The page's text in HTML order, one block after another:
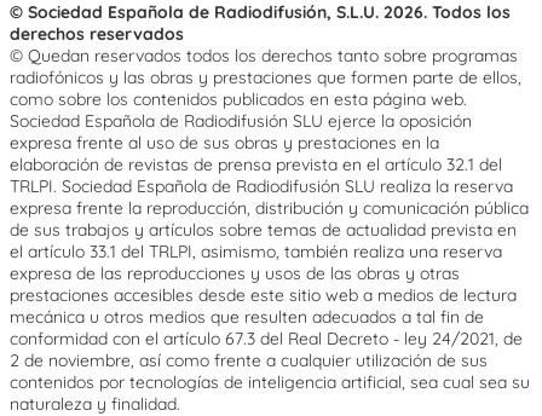
© Sociedad Española de Radiodifusión, S.L.U. 2026. Todos los
derechos reservados
© Quedan reservados todos los derechos tanto sobre programas
radiofónicos y las obras y prestaciones que formen parte de ellos,
como sobre los contenidos publicados en esta página web.
Sociedad Española de Radiodifusión SLU ejerce la oposición
expresa frente al uso de sus obras y prestaciones en la
elaboración de revistas de prensa prevista en el artículo 32.1 del
TRLPI. Sociedad Española de Radiodifusión SLU realiza la reserva
expresa frente la reproducción, distribución y comunicación pública
de sus trabajos y artículos sobre temas de actualidad prevista en
el artículo 33.1 del TRLPI, asimismo, también realiza una reserva
expresa de las reproducciones y usos de las obras y otras
prestaciones accesibles desde este sitio web a medios de lectura
mecánica u otros medios que resulten adecuados a tal fin de
conformidad con el artículo 67.3 del Real Decreto - ley 24/2021, de
2 de noviembre, así como frente a cualquier utilización de sus
contenidos por tecnologías de inteligencia artificial, sea cual sea su
naturaleza y finalidad.